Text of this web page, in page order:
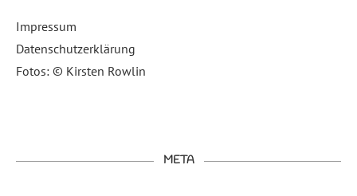
Impressum
Datenschutzerklärung
Fotos: © Kirsten Rowlin
META